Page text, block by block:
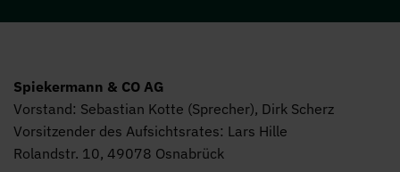
Spiekermann & CO AG
Vorstand: Sebastian Kotte (Sprecher), Dirk Scherz
Vorsitzender des Aufsichtsrates: Lars Hille
Rolandstr. 10, 49078 Osnabrück